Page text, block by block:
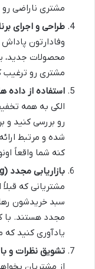
مشتری ناراضی
طراحی و اجرای
وفادارتون
محصولات جدید،
مشتری رو ترغیب
استفاده از
الکی به همه
رو بررسی کنید
شده و مرتبط
کنه شما واقعاً
بازاریابی مجدد (Retargeting) و کمپین های یادآوری:
مشتریانی که
سبد خریدشون رها
مجدد هستند. با
یادآوری کنید که
تشویق نظرات و
از مشتریان